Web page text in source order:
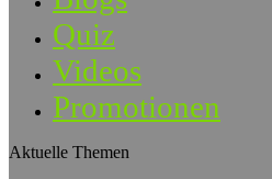
Quiz
Videos
Promotionen
Aktuelle Themen